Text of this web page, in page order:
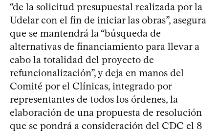
“de la solicitud presupuestal realizada por la
Udelar con el fin de iniciar las obras”, asegura
que se mantendrá la “búsqueda de
alternativas de financiamiento para llevar a
cabo la totalidad del proyecto de
refuncionalización”, y deja en manos del
Comité por el Clínicas, integrado por
representantes de todos los órdenes, la
elaboración de una propuesta de resolución
que se pondrá a consideración del CDC el 8